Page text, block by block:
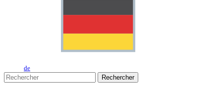
de
Rechercher